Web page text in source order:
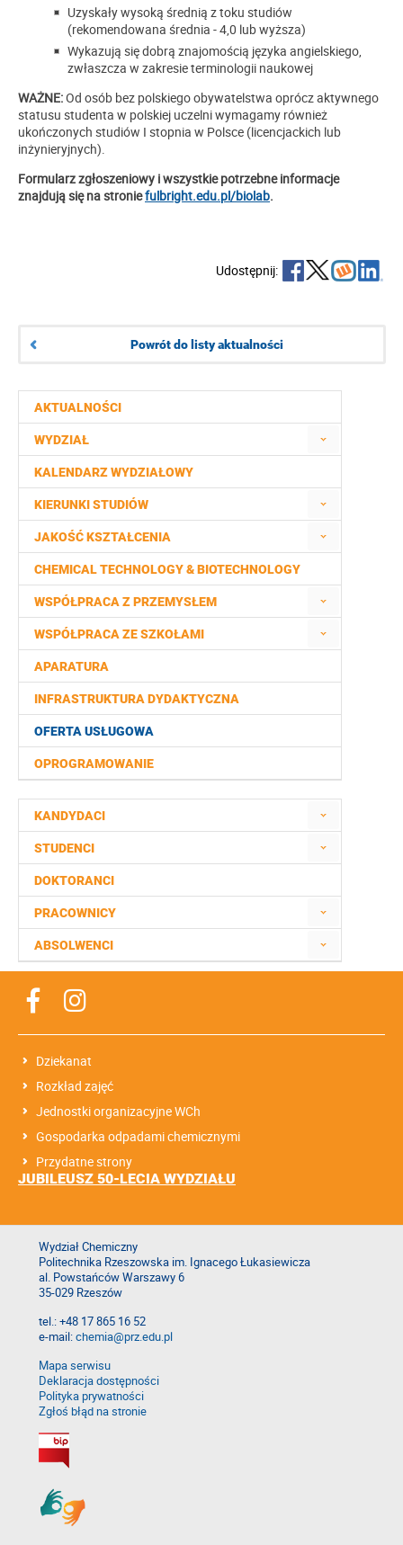
AKTUALNOŚCI
WYDZIAŁ
KALENDARZ WYDZIAŁOWY
KIERUNKI STUDIÓW
JAKOŚĆ KSZTAŁCENIA
CHEMICAL TECHNOLOGY & BIOTECHNOLOGY
WSPÓŁPRACA Z PRZEMYSŁEM
WSPÓŁPRACA ZE SZKOŁAMI
APARATURA
INFRASTRUKTURA DYDAKTYCZNA
OFERTA USŁUGOWA
OPROGRAMOWANIE
KANDYDACI
STUDENCI
DOKTORANCI
PRACOWNICY
ABSOLWENCI
Uzyskały wysoką średnią z toku studiów
(rekomendowana średnia - 4,0 lub wyższa)
Wykazują się dobrą znajomością języka angielskiego,
zwłaszcza w zakresie terminologii naukowej
WAŻNE:Od osób bez polskiego obywatelstwa oprócz aktywnego
statusu studenta w polskiej uczelni wymagamy również
ukończonych studiów I stopnia w Polsce (licencjackich lub
inżynieryjnych).
Formularz zgłoszeniowy i wszystkie potrzebne informacje
znajdują się na stroniefulbright.edu.pl/biolab.
Udostępnij:
Powrót do listy aktualności
Dziekanat
Rozkład zajęć
Jednostki organizacyjne WCh
Gospodarka odpadami chemicznymi
Przydatne strony
JUBILEUSZ 50-LECIA WYDZIAŁU
Wydział Chemiczny
Politechnika Rzeszowska im. Ignacego Łukasiewicza
al. Powstańców Warszawy 6
35-029 Rzeszów
tel.: +48 17 865 16 52
e-mail:chemia@prz.edu.pl
Mapa serwisu
Deklaracja dostępności
Polityka prywatności
Zgłoś błąd na stronie